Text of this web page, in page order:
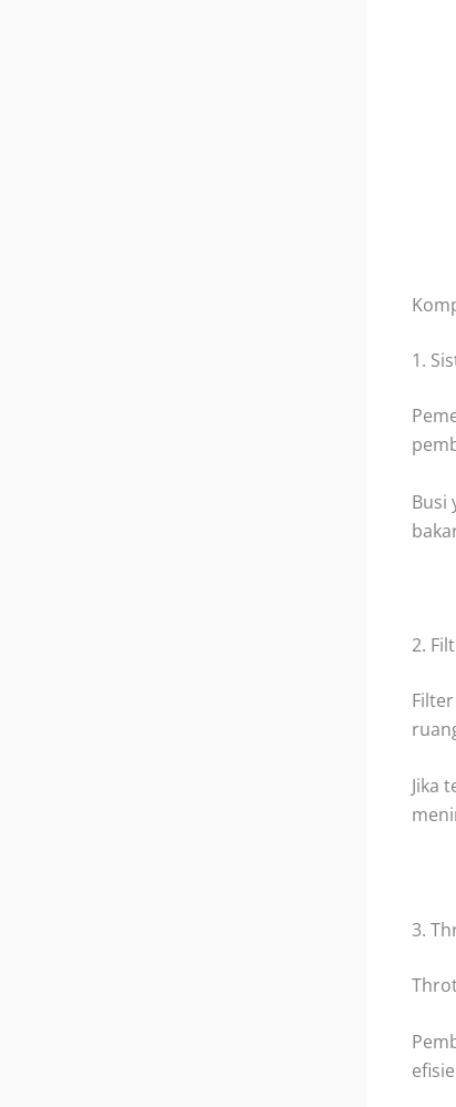
1.
Busi
2.
Jika
3.